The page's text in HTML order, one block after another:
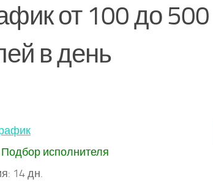
от 100 до 500
в день
Подбор исполнителя
14 дн.